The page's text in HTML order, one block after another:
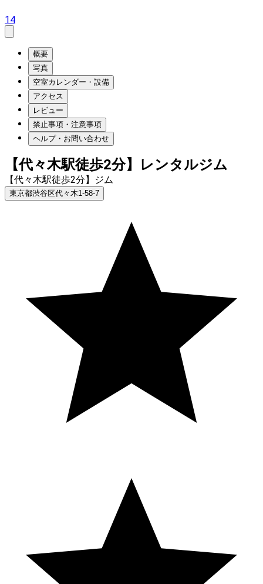
14
概要
写真
空室カレンダー・設備
アクセス
レビュー
禁止事項・注意事項
ヘルプ・お問い合わせ
【代々木駅徒歩2分】レンタルジム
【代々木駅徒歩2分】ジム
東京都渋谷区代々木1-58-7